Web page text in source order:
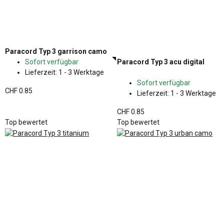
Paracord Typ 3 garrison camo
Sofort verfügbar
Lieferzeit: 1 - 3 Werktage
CHF 0.85
Paracord Typ 3 acu digital
Sofort verfügbar
Lieferzeit: 1 - 3 Werktage
CHF 0.85
Top bewertet
Top bewertet